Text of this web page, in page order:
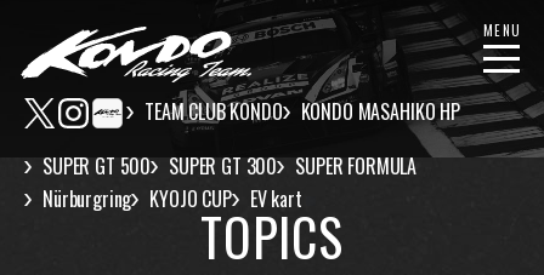
TEAM CLUB KONDO KONDO MASAHIKO HP
MENU
SUPER GT 500 SUPER GT 300
SUPER FORMULA
Nürburgring
KYOJO CUP EV kart
TOPICS